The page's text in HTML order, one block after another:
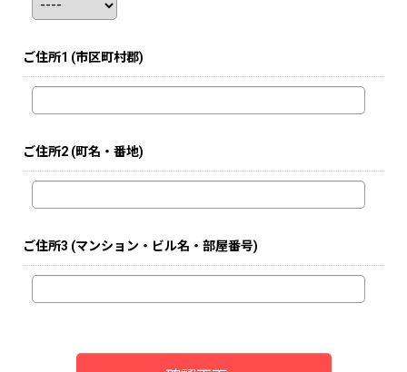
ご住所1 (市区町村郡)
ご住所2 (町名・番地)
ご住所3 (マンション・ビル名・部屋番号)